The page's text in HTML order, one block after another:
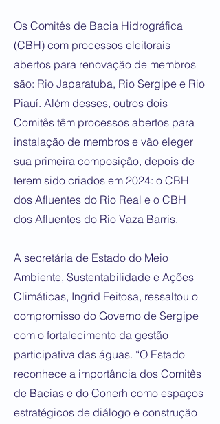
Os Comitês de Bacia Hidrográfica
(CBH) com processos eleitorais
abertos para renovação de membros
são: Rio Japaratuba, Rio Sergipe e Rio
Piauí. Além desses, outros dois
Comitês têm processos abertos para
instalação de membros e vão eleger
sua primeira composição, depois de
terem sido criados em 2024: o CBH
dos Afluentes do Rio Real e o CBH
dos Afluentes do Rio Vaza Barris.
A secretária de Estado do Meio
Ambiente, Sustentabilidade e Ações
Climáticas, Ingrid Feitosa, ressaltou o
compromisso do Governo de Sergipe
com o fortalecimento da gestão
participativa das águas. “O Estado
reconhece a importância dos Comitês
de Bacias e do Conerh como espaços
estratégicos de diálogo e construção